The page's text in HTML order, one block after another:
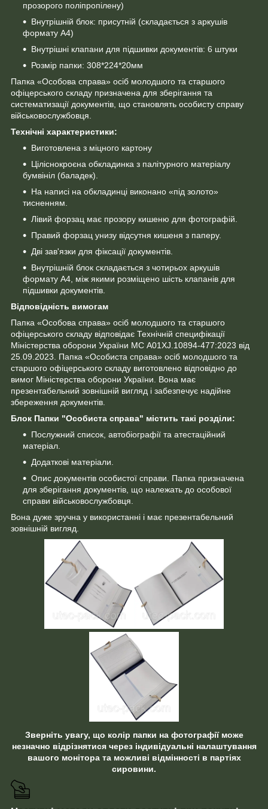
прозорого поліпропілену)
Внутрішній блок: присутній (складається з аркушів
формату А4)
Внутрішні клапани для підшивки документів: 6 штуки
Розмір папки: 308*224*20мм
Папка «Особова справа» осіб молодшого та старшого
офіцерського складу призначена для зберігання та
систематизації документів, що становлять особисту справу
військовослужбовця.
Технічні характеристики:
Виготовлена з міцного картону
Ціліснокроєна обкладинка з палітурного матеріалу
бумвініл (баладек).
На написі на обкладинці виконано «під золото»
тисненням.
Лівий форзац має прозору кишеню для фотографій.
Правий форзац унизу відсутня кишеня з паперу.
Дві зав'язки для фіксації документів.
Внутрішній блок складається з чотирьох аркушів
формату А4, між якими розміщено шість клапанів для
підшивки документів.
Відповідність вимогам
Папка «Особова справа» осіб молодшого та старшого
офіцерського складу відповідає Технічній специфікації
Міністерства оборони України МС А01XJ.10894-477:2023 від
25.09.2023. Папка «Особиста справа» осіб молодшого та
старшого офіцерського складу виготовлено відповідно до
вимог Міністерства оборони України. Вона має
презентабельний зовнішній вигляд і забезпечує надійне
збереження документів.
Блок Папки "Особиста справа" містить такі розділи:
Послужний список, автобіографії та атестаційний
матеріал.
Додаткові матеріали.
Опис документів особистої справи. Папка призначена
для зберігання документів, що належать до особової
справи військовослужбовця.
Вона дуже зручна у використанні і має презентабельний
зовнішній вигляд.
Зверніть увагу, що колір папки на фотографії може
незначно відрізнятися через індивідуальні налаштування
вашого монітора та можливі відмінності в партіях
сировини.